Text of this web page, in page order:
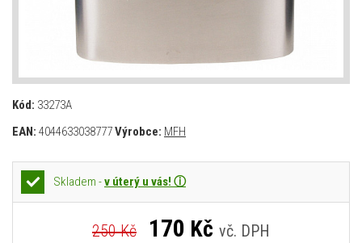
Kód: 33273A
EAN: 4044633038777Výrobce: MFH
Skladem -v úterý u vás! ⓘ
250 Kč 170 Kč vč. DPH